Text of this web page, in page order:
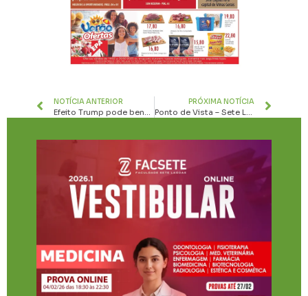
NOTÍCIA ANTERIOR
Efeito Trump pode beneficiar Sete Lagoas
PRÓXIMA NOTÍCIA
Ponto de Vista – Sete Lagoas tem potencial para receber tantas farmácias?